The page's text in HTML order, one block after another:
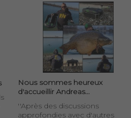
Nous sommes heureux
d'accueillir Andreas...
''Après des discussions
approfondies avec d'autres